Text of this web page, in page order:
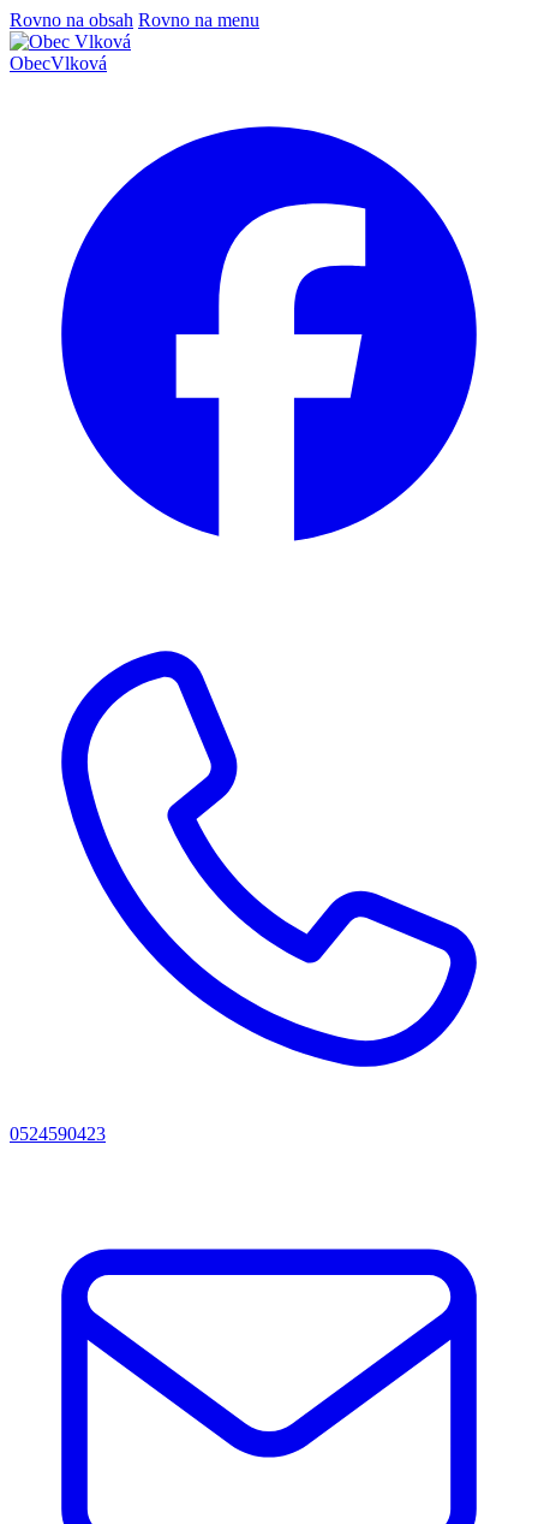
Rovno na obsah Rovno na menu
ObecVlková
0524590423